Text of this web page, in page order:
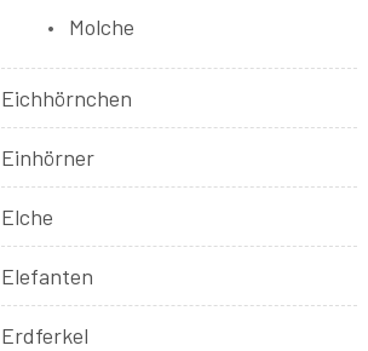
Molche
Eichhörnchen
Einhörner
Elche
Elefanten
Erdferkel